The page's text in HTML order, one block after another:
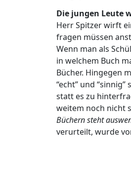
Die jungen Leute
Herr Spitzer wirft
fragen müssen
Wenn man als
in welchem Buch
Bücher. Hingegen
“echt” und
statt es zu
weitem noch nicht
Büchern steht
verurteilt, wurde